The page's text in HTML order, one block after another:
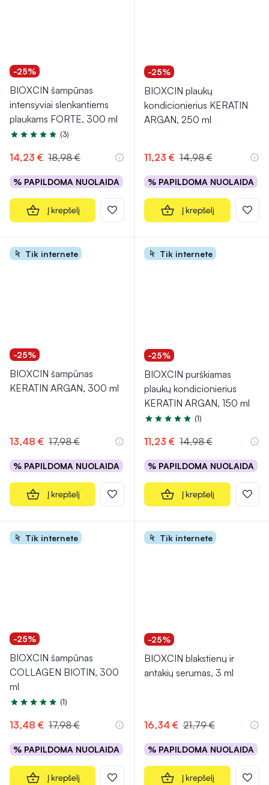
-25%
BIOXCIN šampūnas
intensyviai slenkantiems
plaukams FORTE, 300 ml
Įvertinimas 4.7 iš 5
(3)
14,23 € 18,98 €
% PAPILDOMA NUOLAIDA
Į krepšelį
-25%
BIOXCIN plaukų
kondicionierius KERATIN
ARGAN, 250 ml
11,23 € 14,98 €
% PAPILDOMA NUOLAIDA
Į krepšelį
Tik internete
-25%
BIOXCIN šampūnas
KERATIN ARGAN, 300 ml
13,48 € 17,98 €
% PAPILDOMA NUOLAIDA
Į krepšelį
Tik internete
-25%
BIOXCIN purškiamas
plaukų kondicionierius
KERATIN ARGAN, 150 ml
Įvertinimas 5.0 iš 5
(1)
11,23 € 14,98 €
% PAPILDOMA NUOLAIDA
Į krepšelį
Tik internete
-25%
BIOXCIN šampūnas
COLLAGEN BIOTIN, 300
ml
Įvertinimas 5.0 iš 5
(1)
13,48 € 17,98 €
% PAPILDOMA NUOLAIDA
Į krepšelį
Tik internete
-25%
BIOXCIN blakstienų ir
antakių serumas, 3 ml
16,34 € 21,79 €
% PAPILDOMA NUOLAIDA
Į krepšelį